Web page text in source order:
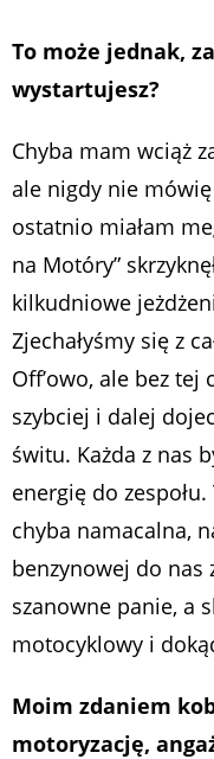
To może jednak,
wystartujesz?
Chyba mam wciąż
ale nigdy nie
ostatnio miałam
na Motóry”
kilkudniowe
Zjechałyśmy się z
Off’owo, ale bez tej
szybciej i dalej
świtu. Każda z nas
energię do
chyba namacalna,
benzynowej do nas
szanowne panie, a
motocyklowy i
Moim zdaniem
motoryzację,